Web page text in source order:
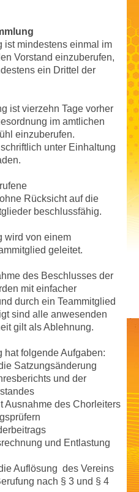
ist mindestens einmal im
Vorstand einzuberufen,
ein Drittel der
ist vierzehn Tage vorher
im amtlichen
einzuberufen.
unter Einhaltung
Rücksicht auf die
beschlussfähig.
wird von einem
geleitet.
des Beschlusses der
mit einfacher
durch ein Teammitglied
sind alle anwesenden
gilt als Ablehnung.
hat folgende Aufgaben:
Satzungsänderung
und der
Ausnahme des Chorleiters
und Entlastung
Auflösung des Vereins
nach § 3 und § 4